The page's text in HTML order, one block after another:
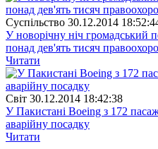
Суспiльство 30.12.2014
У новорічну ніч громадський
понад дев'ять тисяч
Читати
Свiт 30.12.2014 18:42:38
У Пакистані Boeing з 172
аварійну посадку
Читати